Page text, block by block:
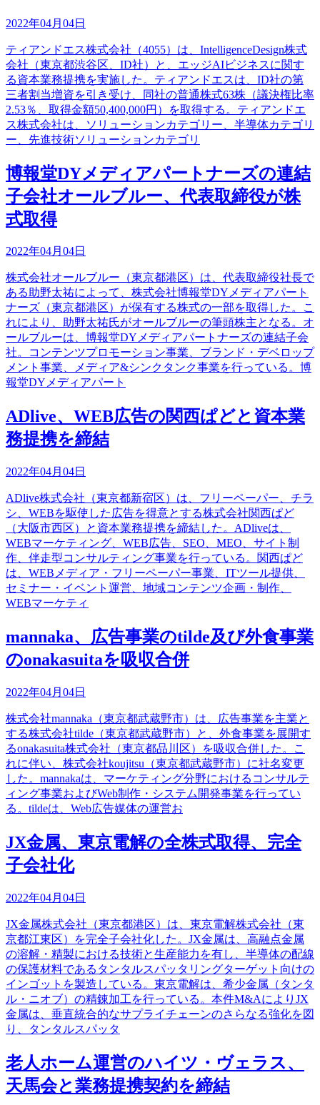
2022年04月04日
ティアンドエス株式会社（4055）は、IntelligenceDesign株式
会社（東京都渋谷区、ID社）と、エッジAIビジネスに関す
る資本業務提携を実施した。ティアンドエスは、ID社の第
三者割当増資を引き受け、同社の普通株式63株（議決権比率
2.53％、取得金額50,400,000円）を取得する。ティアンドエ
ス株式会社は、ソリューションカテゴリー、半導体カテゴリ
ー、先進技術ソリューションカテゴリ
博報堂DYメディアパートナーズの連結
子会社オールブルー、代表取締役が株
式取得
2022年04月04日
株式会社オールブルー（東京都港区）は、代表取締役社長で
ある助野太祐によって、株式会社博報堂DYメディアパート
ナーズ（東京都港区）が保有する株式の一部を取得した。こ
れにより、助野太祐氏がオールブルーの筆頭株主となる。オ
ールブルーは、博報堂DYメディアパートナーズの連結子会
社。コンテンツプロモーション事業、ブランド・デベロップ
メント事業、メディア&シンクタンク事業を行っている。博
報堂DYメディアパート
ADlive、WEB広告の関西ぱどと資本業
務提携を締結
2022年04月04日
ADlive株式会社（東京都新宿区）は、フリーペーパー、チラ
シ、WEBを駆使した広告を得意とする株式会社関西ぱど
（大阪市西区）と資本業務提携を締結した。ADliveは、
WEBマーケティング、WEB広告、SEO、MEO、サイト制
作、伴走型コンサルティング事業を行っている。関西ぱど
は、WEBメディア・フリーペーパー事業、ITツール提供、
セミナー・イベント運営、地域コンテンツ企画・制作、
WEBマーケティ
mannaka、広告事業のtilde及び外食事業
のonakasuitaを吸収合併
2022年04月04日
株式会社mannaka（東京都武蔵野市）は、広告事業を主業と
する株式会社tilde（東京都武蔵野市）と、外食事業を展開す
るonakasuita株式会社（東京都品川区）を吸収合併した。こ
れに伴い、株式会社koujitsu（東京都武蔵野市）に社名変更
した。mannakaは、マーケティング分野におけるコンサルテ
ィング事業およびWeb制作・システム開発事業を行ってい
る。tildeは、Web広告媒体の運営お
JX金属、東京電解の全株式取得、完全
子会社化
2022年04月04日
JX金属株式会社（東京都港区）は、東京電解株式会社（東
京都江東区）を完全子会社化した。JX金属は、高融点金属
の溶解・精製における技術と生産能力を有し、半導体の配線
の保護材料であるタンタルスパッタリングターゲット向けの
インゴットを製造している。東京電解は、希少金属（タンタ
ル・ニオブ）の精錬加工を行っている。本件M&AによりJX
金属は、垂直統合的なサプライチェーンのさらなる強化を図
り、タンタルスパッタ
老人ホーム運営のハイツ・ヴェラス、
天馬会と業務提携契約を締結